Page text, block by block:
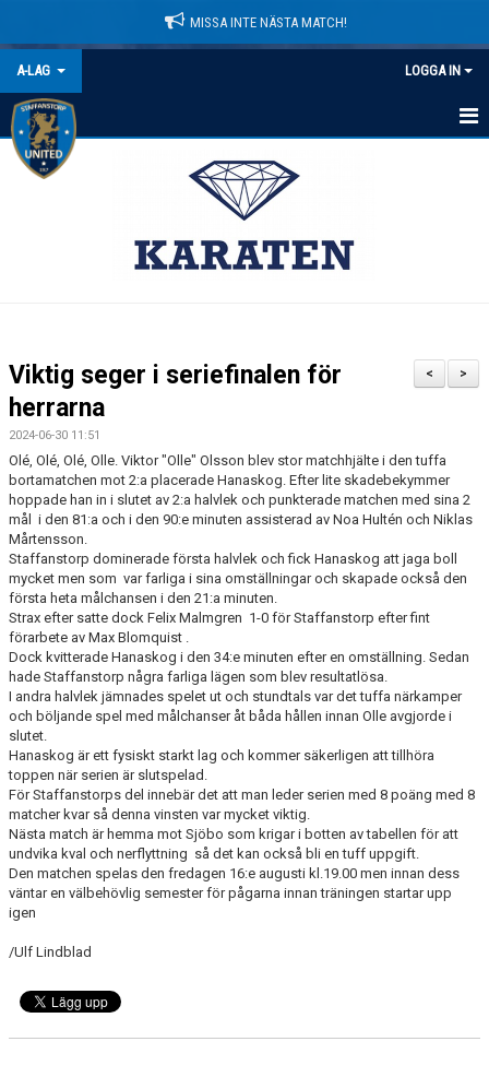
MISSA INTE NÄSTA MATCH!
A-LAG LOGGA IN
HEM
BILDGALLERI
DOKUMENT
KONTAKT
MEDLEMSTIPS
EM / VM TIPS
>
<
Viktig seger i seriefinalen för
herrarna
2024-06-30 11:51
Olé, Olé, Olé, Olle. Viktor "Olle" Olsson blev stor matchhjälte i den tuffa
bortamatchen mot 2:a placerade Hanaskog. Efter lite skadebekymmer
hoppade han in i slutet av 2:a halvlek och punkterade matchen med sina 2
mål i den 81:a och i den 90:e minuten assisterad av Noa Hultén och Niklas
Mårtensson.
Staffanstorp dominerade första halvlek och fick Hanaskog att jaga boll
mycket men som var farliga i sina omställningar och skapade också den
första heta målchansen i den 21:a minuten.
Strax efter satte dock Felix Malmgren 1-0 för Staffanstorp efter fint
förarbete av Max Blomquist .
Dock kvitterade Hanaskog i den 34:e minuten efter en omställning. Sedan
hade Staffanstorp några farliga lägen som blev resultatlösa.
I andra halvlek jämnades spelet ut och stundtals var det tuffa närkamper
och böljande spel med målchanser åt båda hållen innan Olle avgjorde i
slutet.
Hanaskog är ett fysiskt starkt lag och kommer säkerligen att tillhöra
toppen när serien är slutspelad.
För Staffanstorps del innebär det att man leder serien med 8 poäng med 8
matcher kvar så denna vinsten var mycket viktig.
Nästa match är hemma mot Sjöbo som krigar i botten av tabellen för att
undvika kval och nerflyttning så det kan också bli en tuff uppgift.
Den matchen spelas den fredagen 16:e augusti kl.19.00 men innan dess
väntar en välbehövlig semester för pågarna innan träningen startar upp
igen
/Ulf Lindblad